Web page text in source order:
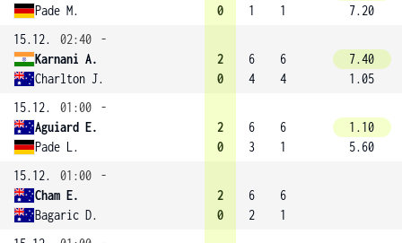
Pade M.
0
1
1
7.20
15.12.
02:40
-
Karnani A.
Charlton J.
2
0
6
4
6
4
7.40
1.05
15.12.
01:00
-
Aguiard E.
Pade L.
2
0
6
3
6
1
1.10
5.60
15.12.
01:00
-
Cham E.
Bagaric D.
2
0
6
2
6
1